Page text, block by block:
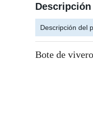
Descripción del
Bote de